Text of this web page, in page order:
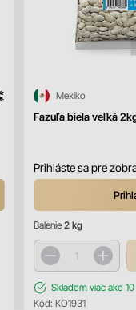
Fazuľa biela veľká
Mexiko
Prihláste sa pre
Balenie 2 kg
Skladom viac ako
Kód: KO1931